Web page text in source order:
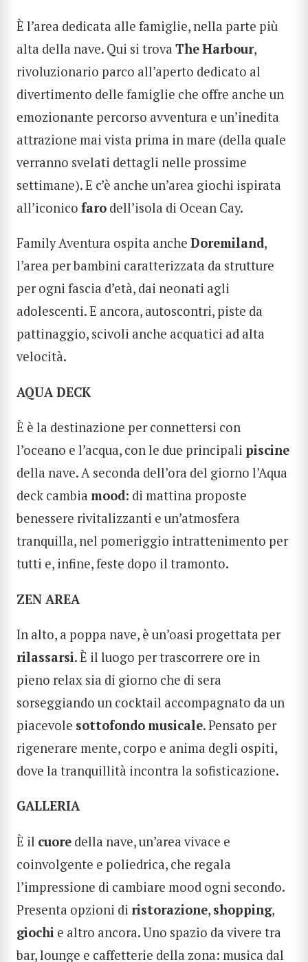
È l’area dedicata alle famiglie, nella parte più
alta della nave. Qui si trova TheHarbour,
rivoluzionario parco all’aperto dedicato al
divertimento delle famiglie che offre anche un
emozionante percorso avventura e un’inedita
attrazione mai vista prima in mare (della quale
verranno svelati dettagli nelle prossime
settimane). E c’è anche un’area giochi ispirata
all’iconico faro dell’isola di Ocean Cay.
Family Aventura ospita anche Doremiland,
l’area per bambini caratterizzata da strutture
per ogni fascia d’età, dai neonati agli
adolescenti. E ancora, autoscontri, piste da
pattinaggio, scivoli anche acquatici ad alta
velocità.
AQUA DECK
È è la destinazione per connettersi con
l’oceano e l’acqua, con le due principali piscine
della nave. A seconda dell’ora del giorno l’Aqua
deck cambia mood: di mattina proposte
benessere rivitalizzanti e un’atmosfera
tranquilla, nel pomeriggio intrattenimento per
tutti e, infine, feste dopo il tramonto.
ZEN AREA
In alto, a poppa nave, è un’oasi progettata per
rilassarsi. È il luogo per trascorrere ore in
pieno relax sia di giorno che di sera
sorseggiando un cocktail accompagnato da un
piacevole sottofondomusicale. Pensato per
rigenerare mente, corpo e anima degli ospiti,
dove la tranquillità incontra la sofisticazione.
GALLERIA
È il cuore della nave, un’area vivace e
coinvolgente e poliedrica, che regala
l’impressione di cambiare mood ogni secondo.
Presenta opzioni di ristorazione, shopping,
giochi e altro ancora. Uno spazio da vivere tra
bar, lounge e caffetterie della zona: musica dal